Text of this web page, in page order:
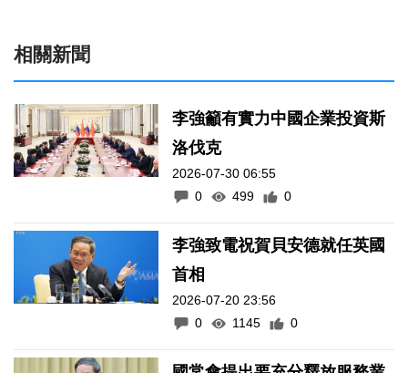
相關新聞
李強籲有實力中國企業投資斯
洛伐克
2026-07-30 06:55
0
499 0
李強致電祝賀貝安德就任英國
首相
2026-07-20 23:56
0
1145 0
國常會提出要充分釋放服務業